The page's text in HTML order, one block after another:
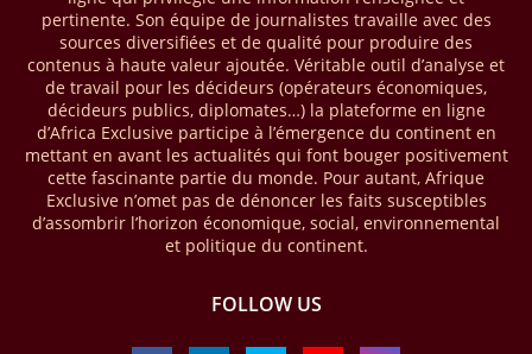
enregistré environ 74 % du nombre de transactions de Mobile money
répertoriées l’an passé dans le monde, avec environ 92 milliards de
transactions (+16 % par rapport à 2024) sur un total de 125 milliards
dans le monde.
28/03/26 AFRIQUE - ECONOMIE CREATIVE
Une rapport publié dernièrement par le Boston Consulting Group, et
intitulé « Africa Unleashed: Empowering Women in Creative Industries
», dresse un état des lieux saisissant de l'économie créative africaine
à la fois dynamique et structurellement négligé. Ce secteur,
les contenus numériques, représente aujourd'hui environ 59 milliards
représente moins de 3 % d'un marché mondial évalué à près de 2000
pertinente. Son équipe de journalistes travaille avec des
sources diversifiées et de qualité pour produire des
contenus à haute valeur ajoutée. Véritable outil d’analyse et
de travail pour les décideurs (opérateurs économiques,
décideurs publics, diplomates…) la plateforme en ligne
d’Africa Exclusive participe à l’émergence du continent en
mettant en avant les actualités qui font bouger positivement
cette fascinante partie du monde. Pour autant, Afrique
Exclusive n’omet pas de dénoncer les faits susceptibles
d’assombrir l’horizon économique, social, environnemental
et politique du continent.
FOLLOW US